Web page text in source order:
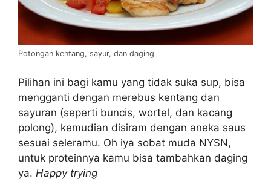
Potongan kentang, sayur, dan daging
Pilihan ini bagi kamu yang tidak suka sup, bisa
mengganti dengan merebus kentang dan
sayuran (seperti buncis, wortel, dan kacang
polong), kemudian disiram dengan aneka saus
sesuai seleramu. Oh iya sobat muda NYSN,
untuk proteinnya kamu bisa tambahkan daging
ya. Happy trying